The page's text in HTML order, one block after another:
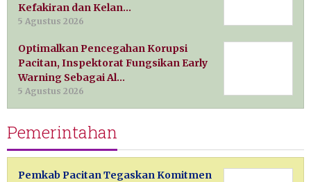
Kefakiran dan Kelan…
5 Agustus 2026
Optimalkan Pencegahan Korupsi
Pacitan, Inspektorat Fungsikan Early
Warning Sebagai Al…
5 Agustus 2026
Pemerintahan
Pemkab Pacitan Tegaskan Komitmen